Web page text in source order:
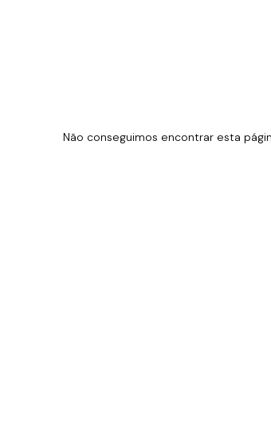
Não conseguimos encontrar esta